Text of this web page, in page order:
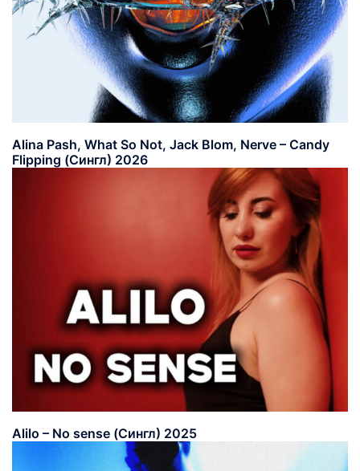
Alina Pash, What So Not, Jack Blom, Nerve – Candy
Flipping (Сингл) 2026
Alilo – No sense (Сингл) 2025